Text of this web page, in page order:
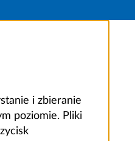
i zbieranie
poziomie. Pliki